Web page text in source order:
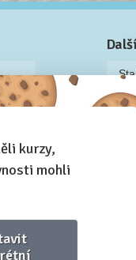
kurzy,
mohli